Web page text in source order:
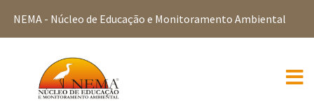
NEMA - Núcleo de Educação e Monitoramento Ambiental